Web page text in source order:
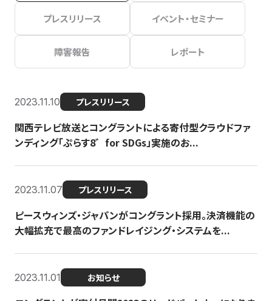
プレスリリース イベント・セミナー
障害報告 レポート
2023.11.10 プレスリリース
関西テレビ放送とコングラントによる寄付型クラウドファ
ンディング「ぷらす8゛for SDGs」実施のお...
2023.11.07 プレスリリース
ピースウィンズ・ジャパンがコングラント採用。決済機能の
大幅拡充で最高のファンドレイジング・システムを...
2023.11.01 お知らせ